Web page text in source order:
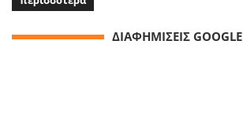
ΔΙΑΦΗΜΙΣΕΙΣ GOOGLE